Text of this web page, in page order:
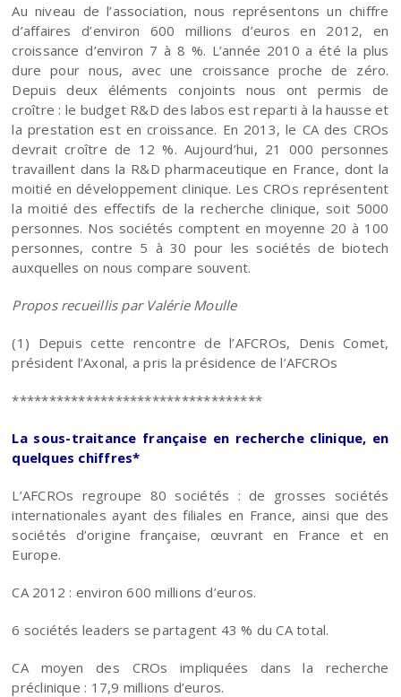
Au niveau de l’association, nous représentons un chiffre
d’affaires d’environ 600 millions d’euros en 2012, en
croissance d’environ 7 à 8 %. L’année 2010 a été la plus
dure pour nous, avec une croissance proche de zéro.
Depuis deux éléments conjoints nous ont permis de
croître : le budget R&D des labos est reparti à la hausse et
la prestation est en croissance. En 2013, le CA des CROs
devrait croître de 12 %. Aujourd’hui, 21 000 personnes
travaillent dans la R&D pharmaceutique en France, dont la
moitié en développement clinique. Les CROs représentent
la moitié des effectifs de la recherche clinique, soit 5000
personnes. Nos sociétés comptent en moyenne 20 à 100
personnes, contre 5 à 30 pour les sociétés de biotech
auxquelles on nous compare souvent.
Propos recueillis par Valérie Moulle
(1) Depuis cette rencontre de l’AFCROs, Denis Comet,
président l’Axonal, a pris la présidence de l’AFCROs
**********************************
La sous-traitance française en recherche clinique, en
quelques chiffres*
L’AFCROs regroupe 80 sociétés : de grosses sociétés
internationales ayant des filiales en France, ainsi que des
sociétés d’origine française, œuvrant en France et en
Europe.
CA 2012 : environ 600 millions d’euros.
6 sociétés leaders se partagent 43 % du CA total.
CA moyen des CROs impliquées dans la recherche
préclinique : 17,9 millions d’euros.